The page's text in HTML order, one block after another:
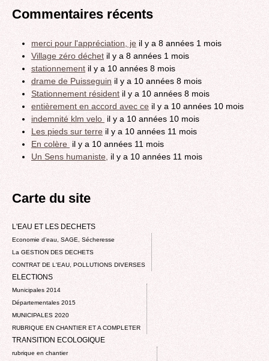
Commentaires récents
merci pour l'appréciation, je il y a 8 années 1 mois
Village zéro déchet il y a 8 années 1 mois
stationnement il y a 10 années 8 mois
drame de Puisseguin il y a 10 années 8 mois
Stationnement résident il y a 10 années 8 mois
entièrement en accord avec ce il y a 10 années 10 mois
indemnité klm velo il y a 10 années 10 mois
Les pieds sur terre il y a 10 années 11 mois
En colère il y a 10 années 11 mois
Un Sens humaniste, il y a 10 années 11 mois
Carte du site
L'EAU ET LES DECHETS
Economie d’eau, SAGE, Sécheresse
La GESTION DES DECHETS
CONTRAT DE L'EAU, POLLUTIONS DIVERSES
ELECTIONS
Municipales 2014
Départementales 2015
MUNICIPALES 2020
RUBRIQUE EN CHANTIER ET A COMPLETER
TRANSITION ECOLOGIQUE
rubrique en chantier